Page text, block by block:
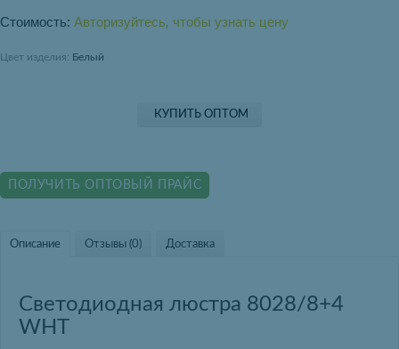
Стоимость: Авторизуйтесь, чтобы узнать цену
Цвет изделия: Белый
КУПИТЬ ОПТОМ
ПОЛУЧИТЬ ОПТОВЫЙ ПРАЙС
Описание Отзывы (0) Доставка
Светодиодная люстра 8028/8+4
WHT